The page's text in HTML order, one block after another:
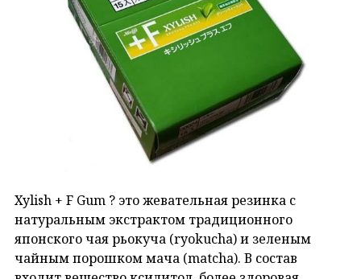
Xylish + F Gum ? это жевательная резинка с
натуральным экстрактом традиционного
японского чая рьокуча (ryokucha) и зеленым
чайным порошком мача (matcha). В состав